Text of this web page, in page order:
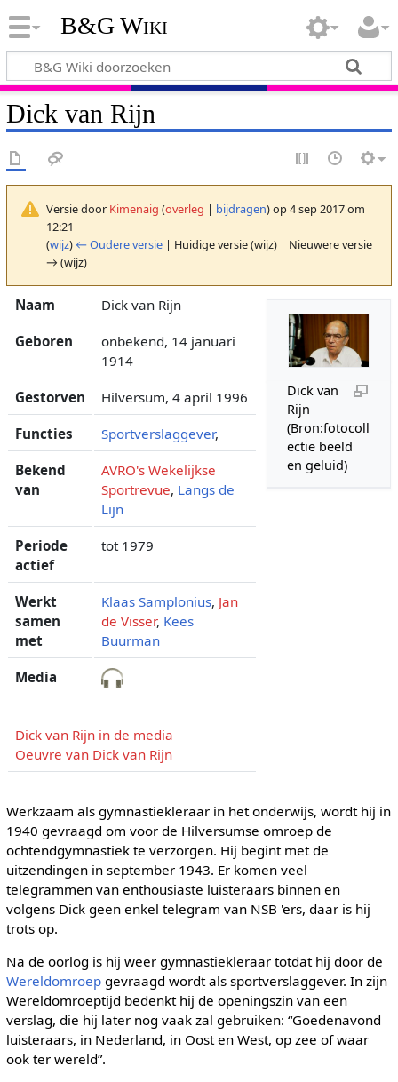
B&G Wiki
Dick van Rijn
Versie door Kimenaig (overleg | bijdragen)op 4 sep 2017 om
12:21
(wijz) ← Oudere versie| Huidige versie (wijz) | Nieuwere versie
→ (wijz)
Dick van
Rijn
(Bron:fotocoll
ectie beeld
en geluid)
Naam Dick van Rijn
Geboren
onbekend, 14 januari
1914
Gestorven Hilversum, 4 april 1996
Functies Sportverslaggever,
Bekend
van
AVRO's Wekelijkse
Sportrevue, Langs de
Lijn
Periode
actief
tot 1979
Werkt
samen
met
Klaas Samplonius, Jan
de Visser, Kees
Buurman
Media
Dick van Rijn in de media
Oeuvre van Dick van Rijn
Werkzaam als gymnastiekleraar in het onderwijs, wordt hij in
1940 gevraagd om voor de Hilversumse omroep de
ochtendgymnastiek te verzorgen. Hij begint met de
uitzendingen in september 1943. Er komen veel
telegrammen van enthousiaste luisteraars binnen en
volgens Dick geen enkel telegram van NSB 'ers, daar is hij
trots op.
Na de oorlog is hij weer gymnastiekleraar totdat hij door de
Wereldomroepgevraagd wordt als sportverslaggever. In zijn
Wereldomroeptijd bedenkt hij de openingszin van een
verslag, die hij later nog vaak zal gebruiken: “Goedenavond
luisteraars, in Nederland, in Oost en West, op zee of waar
ook ter wereld”.